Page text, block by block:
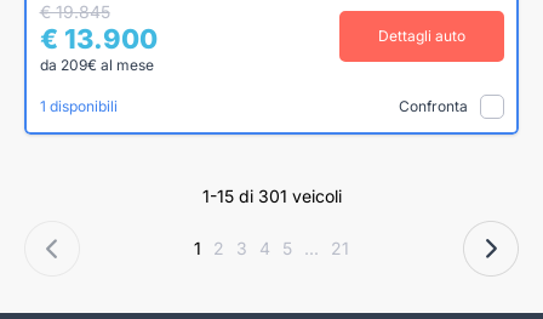
€ 19.845
€ 13.900
da 209€ al mese
Dettagli auto
1 disponibili Confronta
1-15 di 301 veicoli
1 2 3 4 5 ... 21